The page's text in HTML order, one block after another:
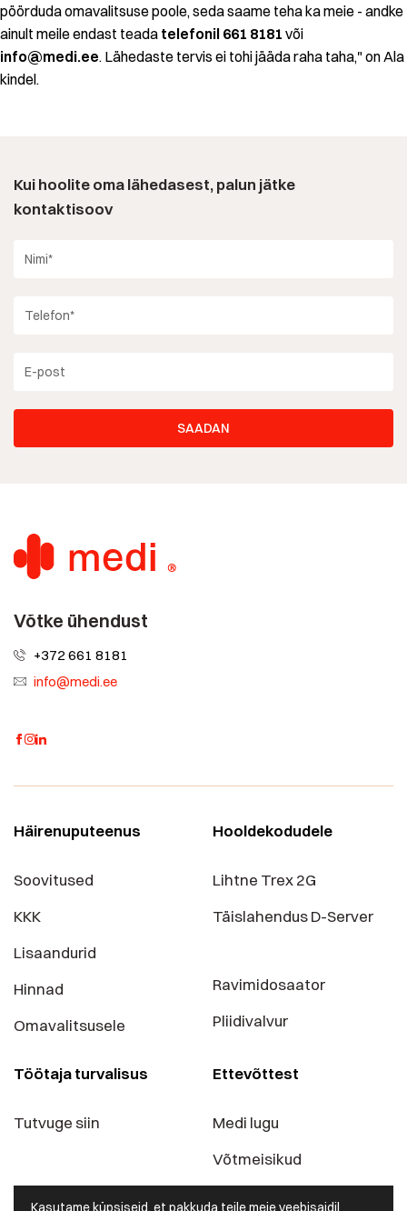
pöörduda omavalitsuse poole, seda saame teha ka meie - andke
ainult meile endast teada telefonil 661 8181 või
info@medi.ee. Lähedaste tervis ei tohi jääda raha taha," on Ala
kindel.
Kasutame küpsiseid, et pakkuda teile meie veebisaidil
Kui hoolite oma lähedasest, palun jätke
kontaktisoov
Võtke ühendust
+372 661 8181
info@medi.ee
Häirenuputeenus
Soovitused
KKK
Lisaandurid
Hinnad
Omavalitsusele
Hooldekodudele
Lihtne Trex 2G
Täislahendus D-Server
Ravimidosaator
Pliidivalvur
Töötaja turvalisus
Tutvuge siin
Ettevõttest
Medi lugu
Võtmeisikud